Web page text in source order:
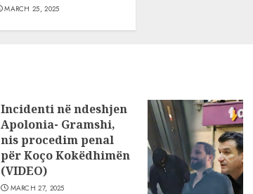
MARCH 25, 2025
Incidenti në ndeshjen
Apolonia- Gramshi,
nis procedim penal
për Koço Kokëdhimën
(VIDEO)
MARCH 27, 2025